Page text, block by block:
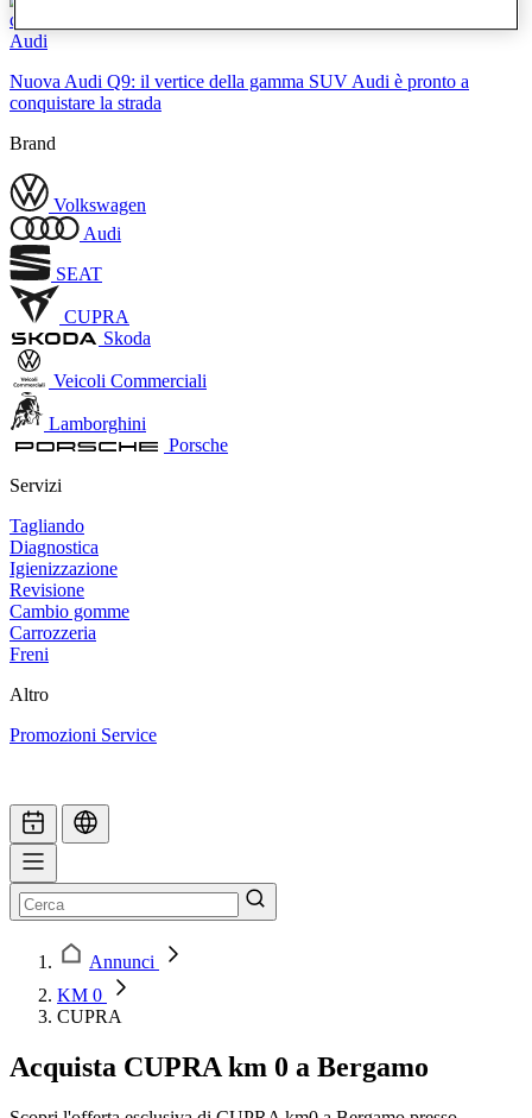
Audi
Nuova Audi Q9: il vertice della gamma SUV Audi è pronto a
conquistare la strada
Brand
Volkswagen
Audi
SEAT
CUPRA
Skoda
Veicoli Commerciali
Lamborghini
Porsche
Servizi
Tagliando
Diagnostica
Igienizzazione
Revisione
Cambio gomme
Carrozzeria
Freni
Altro
Promozioni Service
Annunci
KM 0
CUPRA
Acquista CUPRA km 0 a Bergamo